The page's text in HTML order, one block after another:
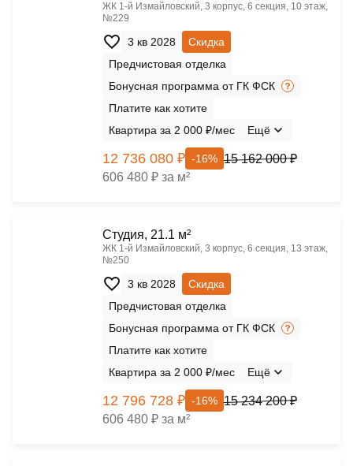
ЖК 1‑й Измайловский, 3 корпус, 6 секция, 10 этаж,
№229
3 кв 2028
Скидка
Предчистовая отделка
Бонусная программа от ГК ФСК
Платите как хотите
Квартира за 2 000 ₽/мес
Ещё
12 736 080 ₽ -16% 15 162 000 ₽
606 480 ₽ за м²
Cтудия, 21.1 м²
ЖК 1‑й Измайловский, 3 корпус, 6 секция, 13 этаж,
№250
3 кв 2028
Скидка
Предчистовая отделка
Бонусная программа от ГК ФСК
Платите как хотите
Квартира за 2 000 ₽/мес
Ещё
12 796 728 ₽ -16% 15 234 200 ₽
606 480 ₽ за м²